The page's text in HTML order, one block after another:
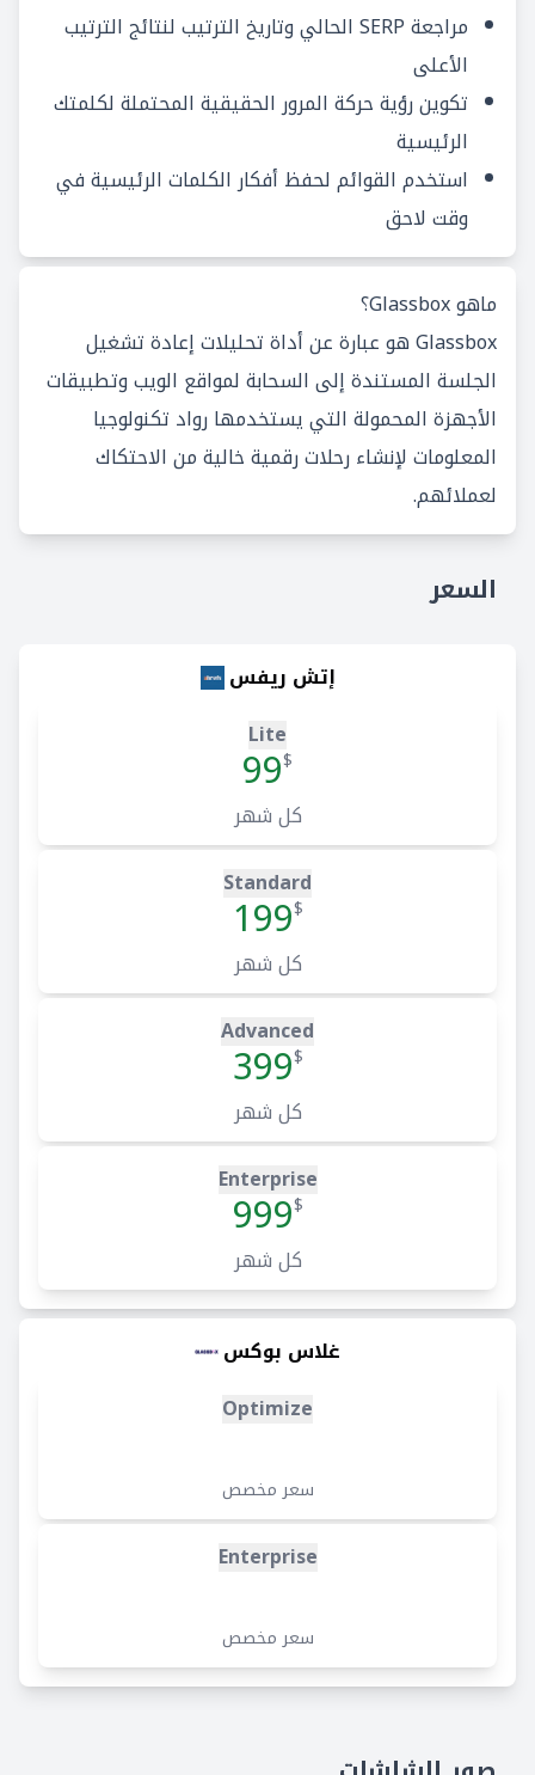
مراجعة SERP الحالي وتاريخ الترتيب لنتائج الترتيب
الأعلى
تكوين رؤية حركة المرور الحقيقية المحتملة لكلمتك
الرئيسية
استخدم القوائم لحفظ أفكار الكلمات الرئيسية في
وقت لاحق
ماهو Glassbox؟
Glassbox هو عبارة عن أداة تحليلات إعادة تشغيل
الجلسة المستندة إلى السحابة لمواقع الويب وتطبيقات
الأجهزة المحمولة التي يستخدمها رواد تكنولوجيا
المعلومات لإنشاء رحلات رقمية خالية من الاحتكاك
لعملائهم.
السعر
إتش ريفس
Lite
$
99
كل شهر
Standard
$
199
كل شهر
Advanced
$
399
كل شهر
Enterprise
$
999
كل شهر
غلاس بوكس
Optimize
سعر مخصص
Enterprise
سعر مخصص